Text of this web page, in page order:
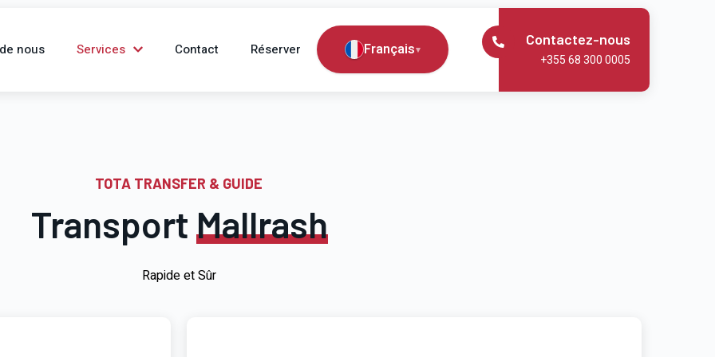
nous Services Contact Réserver Français▾
Contactez-nous
+355 68 300 0005
TOTA TRANSFER & GUIDE
Transport Mallrash
Rapide et Sûr